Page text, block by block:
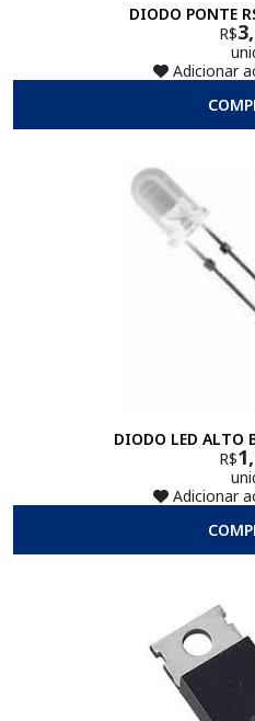
DIODO PONTE
R$3,
Adicionar
DIODO LED ALTO
R$1,
Adicionar